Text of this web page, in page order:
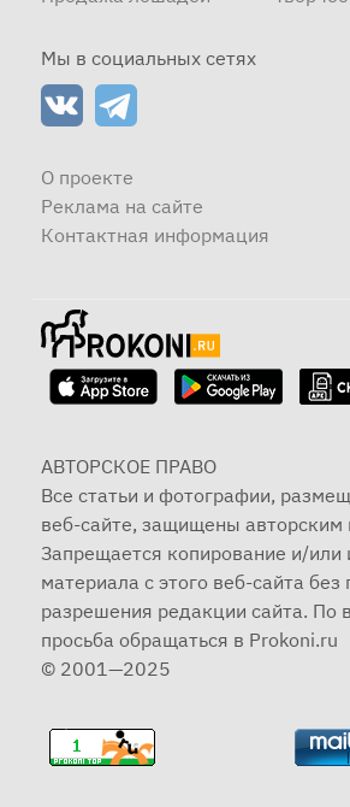
Мы в социальных сетях
О проекте
Реклама на сайте
Контактная информация
АВТОРСКОЕ ПРАВО
Все статьи и фотографии,
веб-сайте, защищены авторским
Запрещается копирование и/или
материала с этого веб-сайта без
разрешения редакции сайта. По
просьба обращаться в Prokoni.ru
© 2001—2025